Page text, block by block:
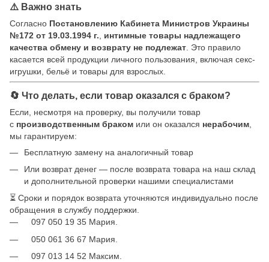
⚠️ Важно знать
Согласно Постановлению Кабинета Министров Украины
№172 от 19.03.1994 г.
интимные товары надлежащего
качества обмену и возврату не подлежат . Это правило
касается всей продукции личного пользования, включая секс-
игрушки, бельё и товары для взрослых.
🔄 Что делать, если товар оказался с браком?
Если, несмотря на проверку, вы получили товар
с производственным браком или он оказался нерабочим
мы гарантируем:
Бесплатную замену на аналогичный товар
Или возврат денег — после возврата товара на наш склад
и дополнительной проверки нашими специалистами
⏳ Сроки и порядок возврата уточняются индивидуально после
обращения в службу поддержки.
097 050 19 35 Мария.
050 061 36 67 Мария.
097 013 14 52 Максим.